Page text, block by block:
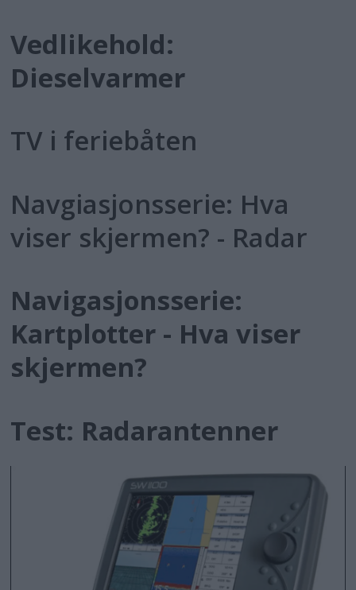
Vedlikehold:
Dieselvarmer
TV i feriebåten
Navgiasjonsserie: Hva
viser skjermen? - Radar
Navigasjonsserie:
Kartplotter - Hva viser
skjermen?
Test: Radarantenner